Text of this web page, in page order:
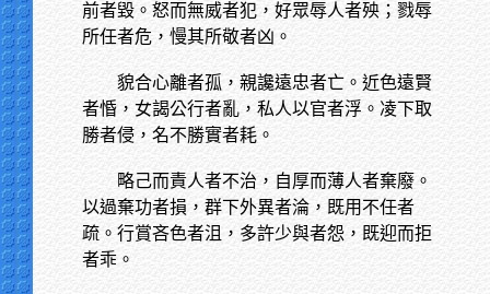
前者毀。怒而無威者犯，好眾辱人者殃；戮辱
所任者危，慢其所敬者凶。
貌合心離者孤，親讒遠忠者亡。近色遠賢
者惛，女謁公行者亂，私人以官者浮。凌下取
勝者侵，名不勝實者耗。
略己而責人者不治，自厚而薄人者棄廢。
以過棄功者損，群下外異者淪，既用不任者
疏。行賞吝色者沮，多許少與者怨，既迎而拒
者乖。